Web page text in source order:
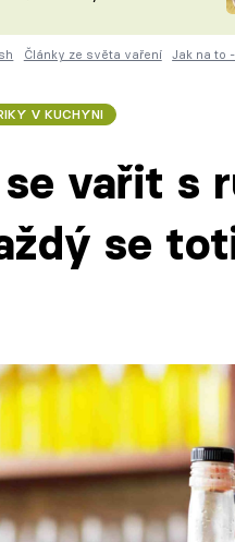
ČESKO NA TALÍŘI
DOMÁCÍ
KUCHAŘKA
Články ze světa vaření Jak na to
V KUCHYNI
vařit s
se